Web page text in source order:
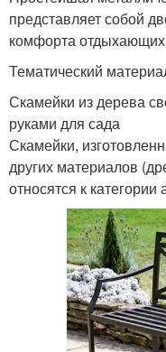
представляет собой
комфорта отдыхающих
Тематический
Скамейки из дерева
руками для сада
Скамейки,
других материалов
относятся к